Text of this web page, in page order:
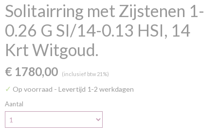
Solitairring met Zijstenen 1-
0.26 G SI/14-0.13 HSI, 14
Krt Witgoud.
€ 1780,00 (inclusief btw 21%)
✓ Op voorraad - Levertijd 1-2 werkdagen
Aantal